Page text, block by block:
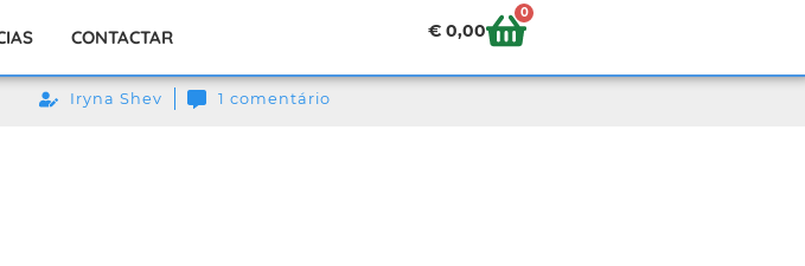
CONTACTAR € 0,00
0
Iryna Shev 1 comentário